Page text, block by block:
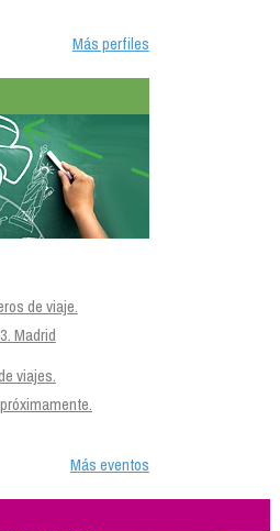
Más perfiles
de viaje.
Madrid
viajes.
Más eventos